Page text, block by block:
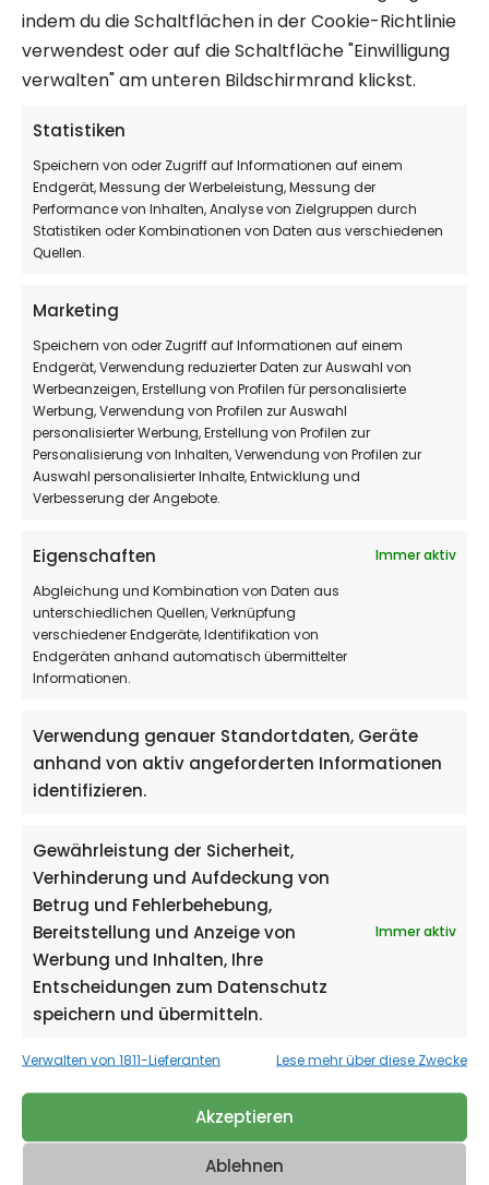
indem du die Schaltflächen in der Cookie-Richtlinie
verwendest oder auf die Schaltfläche "Einwilligung
verwalten" am unteren Bildschirmrand klickst.
Statistiken
Speichern von oder Zugriff auf Informationen auf einem
Endgerät, Messung der Werbeleistung, Messung der
Performance von Inhalten, Analyse von Zielgruppen durch
Statistiken oder Kombinationen von Daten aus verschiedenen
Quellen.
Marketing
Speichern von oder Zugriff auf Informationen auf einem
Endgerät, Verwendung reduzierter Daten zur Auswahl von
Werbeanzeigen, Erstellung von Profilen für personalisierte
Werbung, Verwendung von Profilen zur Auswahl
personalisierter Werbung, Erstellung von Profilen zur
Personalisierung von Inhalten, Verwendung von Profilen zur
Auswahl personalisierter Inhalte, Entwicklung und
Verbesserung der Angebote.
Eigenschaften
Immer aktiv
Abgleichung und Kombination von Daten aus
unterschiedlichen Quellen, Verknüpfung
verschiedener Endgeräte, Identifikation von
Endgeräten anhand automatisch übermittelter
Informationen.
Verwendung genauer Standortdaten, Geräte
anhand von aktiv angeforderten Informationen
identifizieren.
Gewährleistung der Sicherheit,
Verhinderung und Aufdeckung von
Betrug und Fehlerbehebung,
Bereitstellung und Anzeige von
Werbung und Inhalten, Ihre
Entscheidungen zum Datenschutz
speichern und übermitteln.
Immer aktiv
Verwalten von 1811-Lieferanten Lese mehr über diese Zwecke
Akzeptieren
Ablehnen
Unsere exklusive Miau-Mix Zuckerl-
Mischung begeistert mit drei liebevoll
Katzenpfote – fruchtiger Himbeer-
Geschmack
Katzengesicht – erfrischender
Katzensilhouette – cremiger Karamell-
Geschmack
Zutaten:Zucker, Wasser, Glukosesirup,
Aromen, färbende Extrakte
(Holunderbeerenkonzentrat,
Färberdistelextrakt). Farbstoffe (Brillantblau
FCF, Pflanzenkohle, Rapsöl, Zuckerester von
Speisefettsäuren).
Allergenhinweis:
Dieses Produkt enthält
Allergenegemäß EU-Verordnung Nr. 1169/2011.
Hergestellt in einer kleinen Manufaktur, in der
auch Milchprodukte und Nüsse verarbeitet
werden können.
davon gesättigten Fettsäuren: